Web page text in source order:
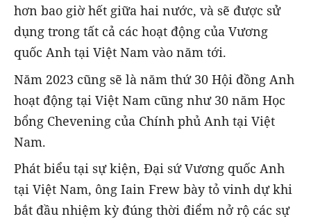
hơn bao giờ hết giữa hai nước, và sẽ được sử
dụng trong tất cả các hoạt động của Vương
quốc Anh tại Việt Nam vào năm tới.
Năm 2023 cũng sẽ là năm thứ 30 Hội đồng Anh
hoạt động tại Việt Nam cũng như 30 năm Học
bổng Chevening của Chính phủ Anh tại Việt
Nam.
Phát biểu tại sự kiện, Đại sứ Vương quốc Anh
tại Việt Nam, ông Iain Frew bày tỏ vinh dự khi
bắt đầu nhiệm kỳ đúng thời điểm nở rộ các sự